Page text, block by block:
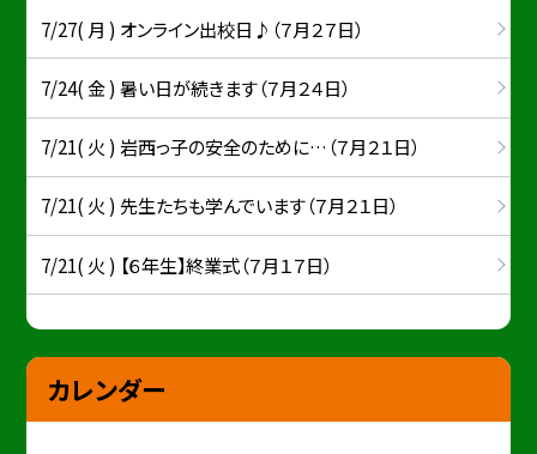
7/27( 月 ) オンライン出校日♪（７月２７日）
7/24( 金 ) 暑い日が続きます（７月２４日）
7/21( 火 ) 岩西っ子の安全のために…（７月２１日）
7/21( 火 ) 先生たちも学んでいます（７月２１日）
7/21( 火 ) 【６年生】終業式（７月１７日）
カレンダー